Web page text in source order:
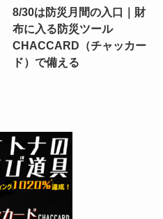
8/30は防災月間の入口｜財
布に入る防災ツール
CHACCARD（チャッカー
ド）で備える